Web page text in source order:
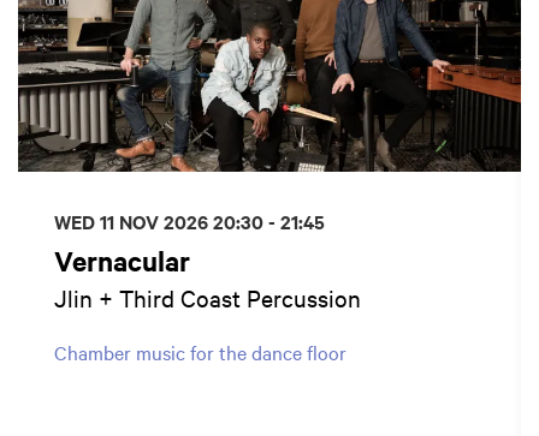
Vernacular
Jlin + Third Coast Percussion
Chamber music for the dance floor
WED 11 NOV 202620:30 - 21:45